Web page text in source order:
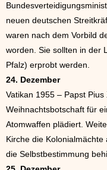
neuen deutschen
waren nach dem Vorbild
worden. Sie sollten in der
Pfalz) erprobt werden.
24. Dezember
Vatikan 1955 – Papst
Weihnachtsbotschaft für
Atomwaffen plädiert.
Kirche die
die Selbstbestimmung